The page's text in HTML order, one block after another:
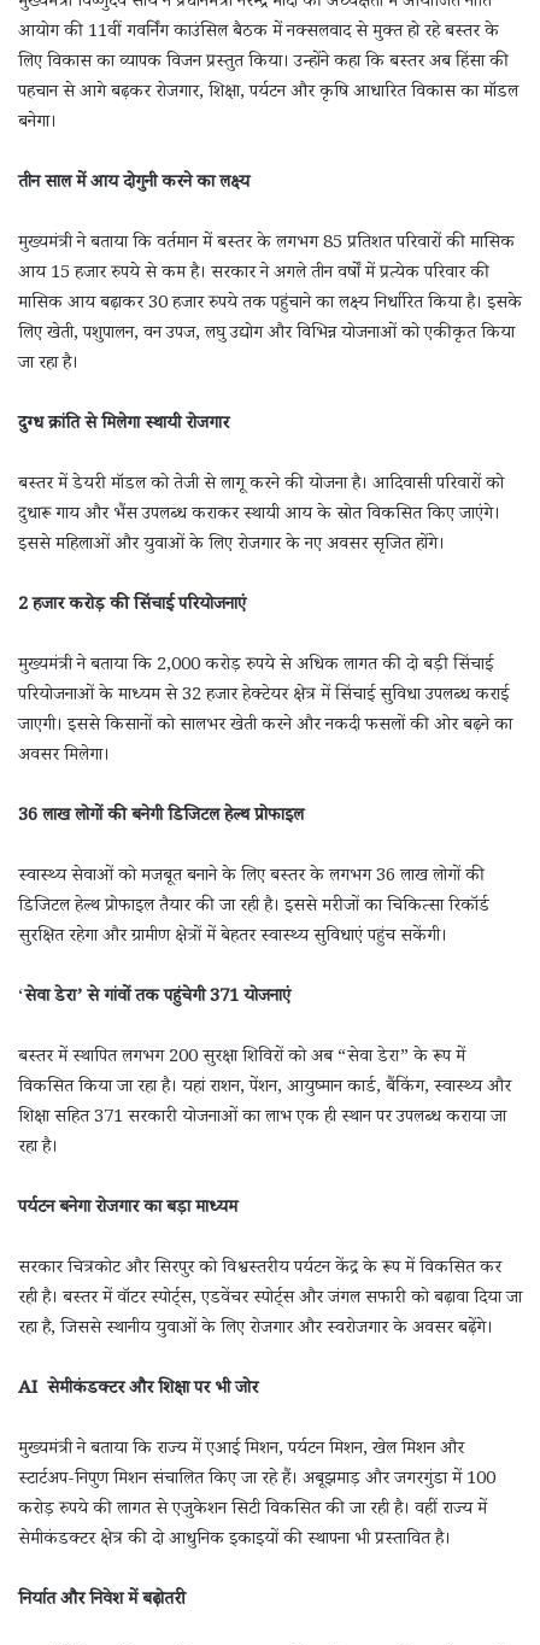
आयोग की 11वीं गवर्निंग काउंसिल बैठक में नक्सलवाद से मुक्त हो रहे बस्तर के
लिए विकास का व्यापक विजन प्रस्तुत किया। उन्होंने कहा कि बस्तर अब हिंसा की
पहचान से आगे बढ़कर रोजगार, शिक्षा, पर्यटन और कृषि आधारित विकास का मॉडल
बनेगा।
तीन साल में आय दोगुनी करने का लक्ष्य
मुख्यमंत्री ने बताया कि वर्तमान में बस्तर के लगभग 85 प्रतिशत परिवारों की मासिक
आय 15 हजार रुपये से कम है। सरकार ने अगले तीन वर्षों में प्रत्येक परिवार की
मासिक आय बढ़ाकर 30 हजार रुपये तक पहुंचाने का लक्ष्य निर्धारित किया है। इसके
लिए खेती, पशुपालन, वन उपज, लघु उद्योग और विभिन्न योजनाओं को एकीकृत किया
जा रहा है।
दुग्ध क्रांति से मिलेगा स्थायी रोजगार
बस्तर में डेयरी मॉडल को तेजी से लागू करने की योजना है। आदिवासी परिवारों को
दुधारू गाय और भैंस उपलब्ध कराकर स्थायी आय के स्रोत विकसित किए जाएंगे।
इससे महिलाओं और युवाओं के लिए रोजगार के नए अवसर सृजित होंगे।
2 हजार करोड़ की सिंचाई परियोजनाएं
मुख्यमंत्री ने बताया कि 2,000 करोड़ रुपये से अधिक लागत की दो बड़ी सिंचाई
परियोजनाओं के माध्यम से 32 हजार हेक्टेयर क्षेत्र में सिंचाई सुविधा उपलब्ध कराई
जाएगी। इससे किसानों को सालभर खेती करने और नकदी फसलों की ओर बढ़ने का
अवसर मिलेगा।
36 लाख लोगों की बनेगी डिजिटल हेल्थ प्रोफाइल
स्वास्थ्य सेवाओं को मजबूत बनाने के लिए बस्तर के लगभग 36 लाख लोगों की
डिजिटल हेल्थ प्रोफाइल तैयार की जा रही है। इससे मरीजों का चिकित्सा रिकॉर्ड
सुरक्षित रहेगा और ग्रामीण क्षेत्रों में बेहतर स्वास्थ्य सुविधाएं पहुंच सकेंगी।
‘सेवा डेरा’ से गांवों तक पहुंचेगी 371 योजनाएं
बस्तर में स्थापित लगभग 200 सुरक्षा शिविरों को अब “सेवा डेरा” के रूप में
विकसित किया जा रहा है। यहां राशन, पेंशन, आयुष्मान कार्ड, बैंकिंग, स्वास्थ्य और
शिक्षा सहित 371 सरकारी योजनाओं का लाभ एक ही स्थान पर उपलब्ध कराया जा
रहा है।
पर्यटन बनेगा रोजगार का बड़ा माध्यम
सरकार चित्रकोट और सिरपुर को विश्वस्तरीय पर्यटन केंद्र के रूप में विकसित कर
रही है। बस्तर में वॉटर स्पोर्ट्स, एडवेंचर स्पोर्ट्स और जंगल सफारी को बढ़ावा दिया जा
रहा है, जिससे स्थानीय युवाओं के लिए रोजगार और स्वरोजगार के अवसर बढ़ेंगे।
AI सेमीकंडक्टर और शिक्षा पर भी जोर
मुख्यमंत्री ने बताया कि राज्य में एआई मिशन, पर्यटन मिशन, खेल मिशन और
स्टार्टअप-निपुण मिशन संचालित किए जा रहे हैं। अबूझमाड़ और जगरगुंडा में 100
करोड़ रुपये की लागत से एजुकेशन सिटी विकसित की जा रही है। वहीं राज्य में
सेमीकंडक्टर क्षेत्र की दो आधुनिक इकाइयों की स्थापना भी प्रस्तावित है।
निर्यात और निवेश में बढ़ोतरी